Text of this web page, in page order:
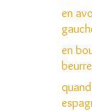
en
en
beurre